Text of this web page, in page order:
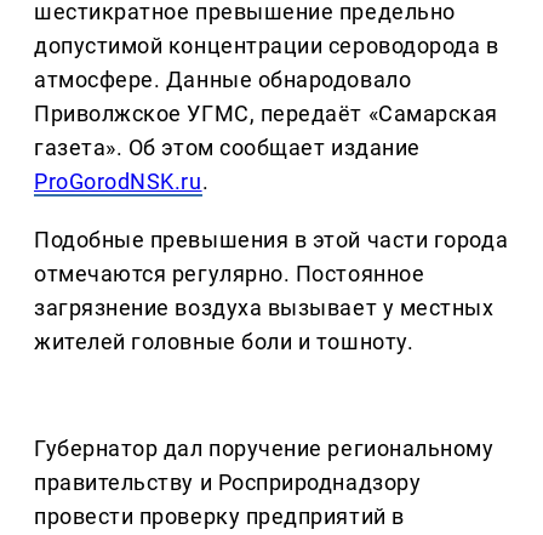
шестикратное превышение предельно
допустимой концентрации сероводорода в
атмосфере. Данные обнародовало
Приволжское УГМС, передаёт «Самарская
газета». Об этом сообщает издание
ProGorodNSK.ru.
Подобные превышения в этой части города
отмечаются регулярно. Постоянное
загрязнение воздуха вызывает у местных
жителей головные боли и тошноту.
Губернатор дал поручение региональному
правительству и Росприроднадзору
провести проверку предприятий в